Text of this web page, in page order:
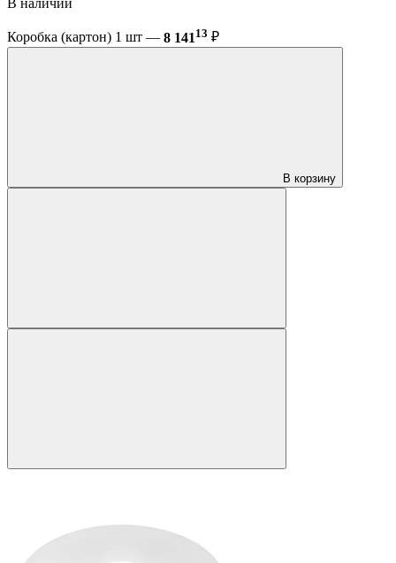
В наличии
Коробка (картон) 1 шт — 8 141 13 ₽
В корзину